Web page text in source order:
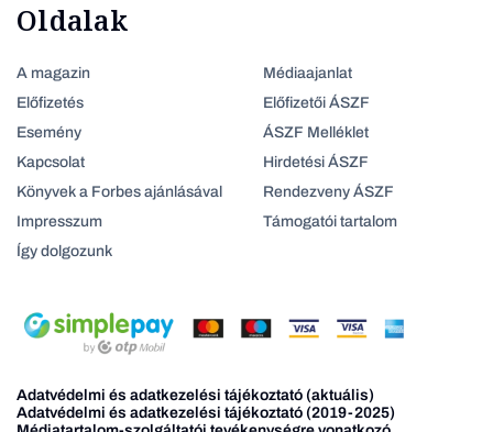
Oldalak
A magazin
Előfizetés
Esemény
Kapcsolat
Könyvek a Forbes ajánlásával
Impresszum
Így dolgozunk
Médiaajanlat
Előfizetői ÁSZF
ÁSZF Melléklet
Hirdetési ÁSZF
Rendezveny ÁSZF
Támogatói tartalom
Adatvédelmi és adatkezelési tájékoztató (aktuális)
Adatvédelmi és adatkezelési tájékoztató (2019-2025)